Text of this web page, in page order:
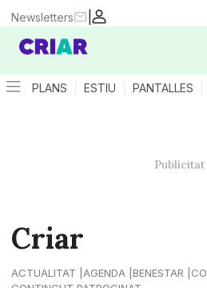
|
Newsletters
PLANS ESTIU PANTALLES
Criar
ACTUALITAT AGENDA BENESTAR